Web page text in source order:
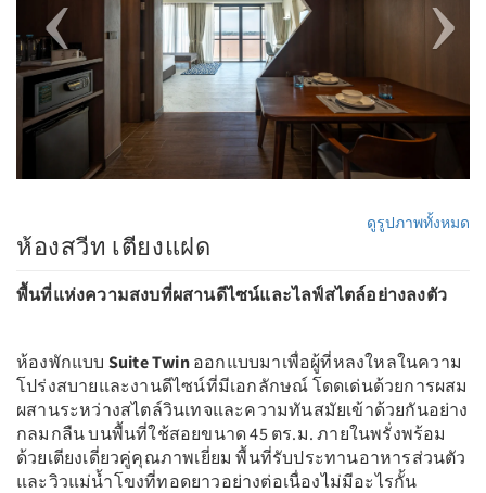
ดูรูปภาพทั้งหมด
ห้องสวีท เตียงแฝด
พื้นที่แห่งความสงบที่ผสานดีไซน์และไลฟ์สไตล์อย่างลงตัว
ห้องพักแบบ Suite Twinออกแบบมาเพื่อผู้ที่หลงใหลในความ
โปร่งสบายและงานดีไซน์ที่มีเอกลักษณ์ โดดเด่นด้วยการผสม
ผสานระหว่างสไตล์วินเทจและความทันสมัยเข้าด้วยกันอย่าง
กลมกลืน บนพื้นที่ใช้สอยขนาด 45 ตร.ม. ภายในพรั่งพร้อม
ด้วยเตียงเดี่ยวคู่คุณภาพเยี่ยม พื้นที่รับประทานอาหารส่วนตัว
และวิวแม่น้ำโขงที่ทอดยาวอย่างต่อเนื่องไม่มีอะไรกั้น